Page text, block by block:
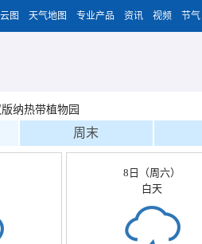
云图 天气地图 专业产品 资讯 视频 节气
纳热带植物园
周末
8日（周六）
白天